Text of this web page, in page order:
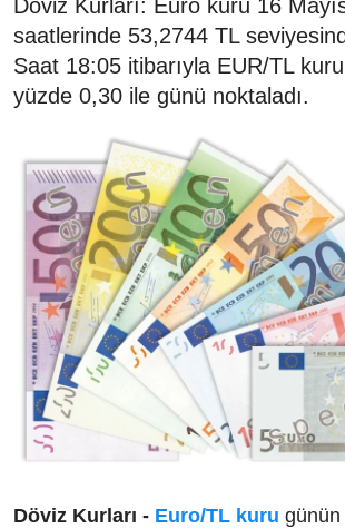
Döviz Kurları: Euro kuru 16
saatlerinde 53,2744 TL
Saat 18:05 itibarıyla EUR/TL
yüzde 0,30 ile günü noktaladı.
Döviz Kurları - Euro/TL kuru